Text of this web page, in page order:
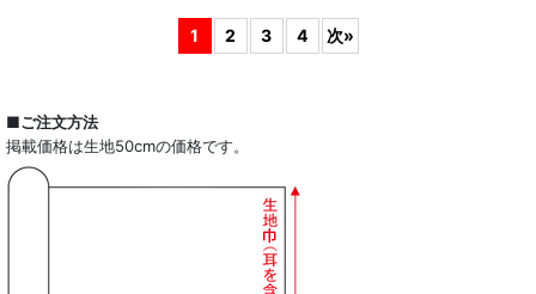
1 2 3 4 次»
■ご注文方法
掲載価格は生地50cmの価格です。